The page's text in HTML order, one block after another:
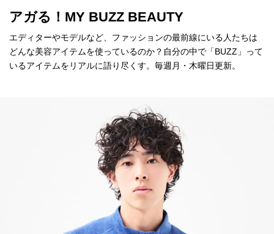
アガる！MY BUZZ BEAUTY
エディターやモデルなど、ファッションの最前線にいる人たちは
どんな美容アイテムを使っているのか？自分の中で「BUZZ」って
いるアイテムをリアルに語り尽くす。毎週月・木曜日更新。